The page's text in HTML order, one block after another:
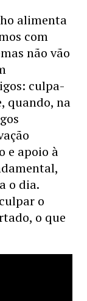
alimenta
com
não vão
culpa-
quando, na
e apoio à
o dia.
o
o que